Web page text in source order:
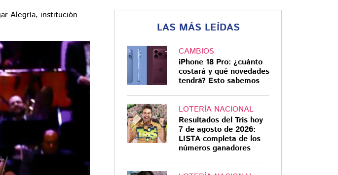
Alegría, institución
LAS MÁS LEÍDAS
CAMBIOS
iPhone 18 Pro: ¿cuánto
costará y qué novedades
tendrá? Esto sabemos
LOTERÍA NACIONAL
Resultados del Tris hoy
7 de agosto de 2026:
LISTA completa de los
números ganadores